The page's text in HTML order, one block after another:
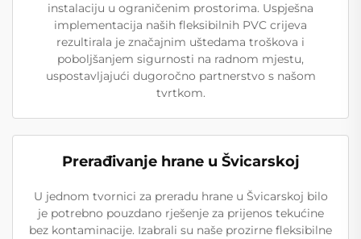
instalaciju u ograničenim prostorima. Uspješna
implementacija naših fleksibilnih PVC crijeva
rezultirala je značajnim uštedama troškova i
poboljšanjem sigurnosti na radnom mjestu,
uspostavljajući dugoročno partnerstvo s našom
tvrtkom.
Prerađivanje hrane u Švicarskoj
U jednom tvornici za preradu hrane u Švicarskoj bilo
je potrebno pouzdano rješenje za prijenos tekućine
bez kontaminacije. Izabrali su naše prozirne fleksibilne